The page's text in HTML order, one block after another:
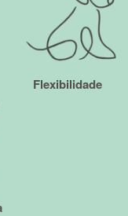
Flexibilidade